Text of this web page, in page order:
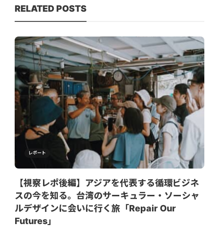
RELATED POSTS
レポート
【視察レポ後編】アジアを代表する循環ビジネ
スの今を知る。台湾のサーキュラー・ソーシャ
ルデザインに会いに行く旅「Repair Our
Futures」